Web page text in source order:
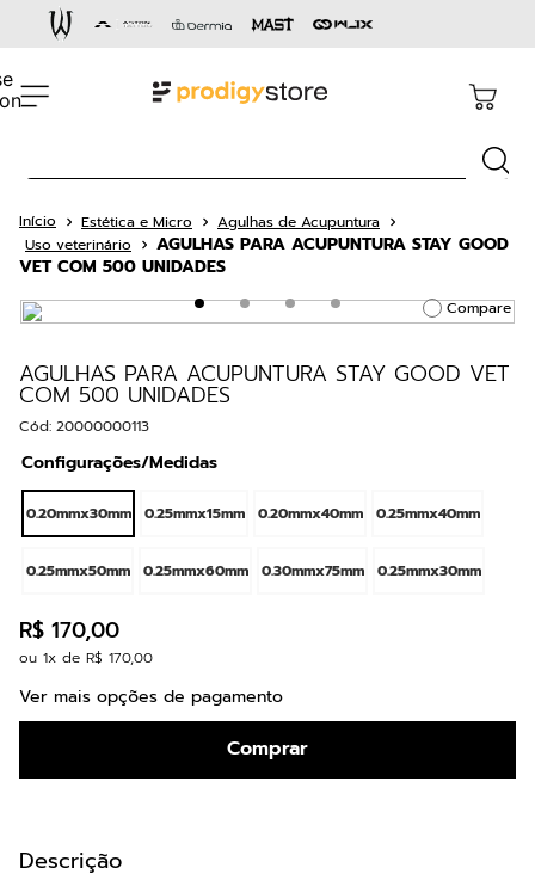
Estética e Micro
Agulhas de Acupuntura
Uso veterinário
AGULHAS PARA ACUPUNTURA STAY GOOD
VET COM 500 UNIDADES
Compare
AGULHAS PARA ACUPUNTURA STAY GOOD VET
COM 500 UNIDADES
Cód: 20000000113
Configurações/Medidas
0.20mmx30mm 0.25mmx15mm 0.20mmx40mm 0.25mmx40mm
0.25mmx50mm 0.25mmx60mm 0.30mmx75mm 0.25mmx30mm
R$ 170,00
ou 1x de R$ 170,00
Ver mais opções de pagamento
Comprar
Descrição
Termos mais buscados
5º
dermógrafo
7º
bandagem
8º
36 pontas
10
impressora